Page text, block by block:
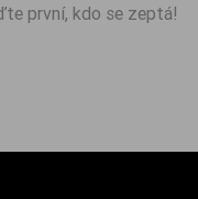
první, kdo se zeptá!